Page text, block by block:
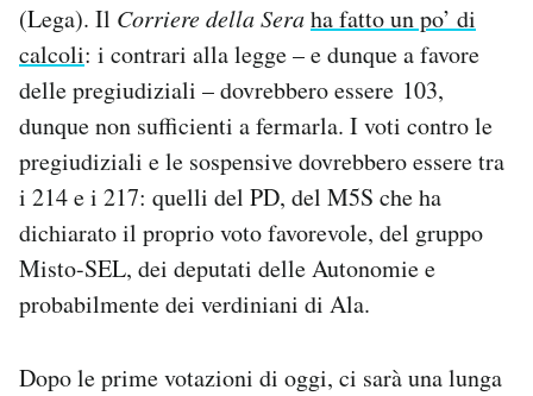
(Lega). Il Corriere della Seraha fatto un po’ di
calcoli: i contrari alla legge – e dunque a favore
delle pregiudiziali – dovrebbero essere 103,
dunque non sufficienti a fermarla. I voti contro le
pregiudiziali e le sospensive dovrebbero essere tra
i 214 e i 217: quelli del PD, del M5S che ha
dichiarato il proprio voto favorevole, del gruppo
Misto-SEL, dei deputati delle Autonomie e
probabilmente dei verdiniani di Ala.
Dopo le prime votazioni di oggi, ci sarà una lunga